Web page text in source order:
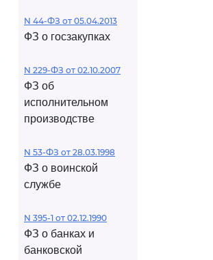
N 44-ФЗ от 05.04.2013
ФЗ о госзакупках
N 229-ФЗ от 02.10.2007
ФЗ об
исполнительном
производстве
N 53-ФЗ от 28.03.1998
ФЗ о воинской
службе
N 395-1 от 02.12.1990
ФЗ о банках и
банковской